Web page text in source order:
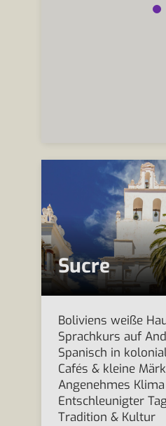
Sucre
Boliviens weiße
Sprachkurs auf
Spanisch in
Cafés & kleine
Angenehmes Klima
Entschleunigter
Tradition & Kultur